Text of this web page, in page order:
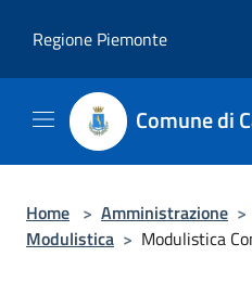
Regione Piemonte
Comune di
Home > Amministrazione >
Modulistica > Modulistica